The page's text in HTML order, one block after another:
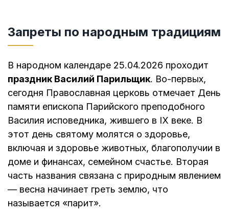
Запреты по народным традициям
В народном календаре 25.04.2026 проходит
праздник Василий Парильщик. Во-первых,
сегодня Православная церковь отмечает День
памяти епископа Парийского преподобного
Василия исповедника, жившего в IX веке. В
этот день святому молятся о здоровье,
включая и здоровье животных, благополучии в
доме и финансах, семейном счастье. Вторая
часть названия связана с природным явлением
— весна начинает греть землю, что
называется «парит».